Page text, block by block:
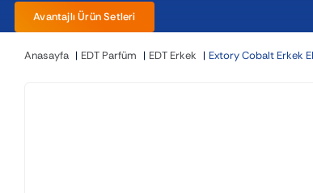
Avantajlı Ürün Setleri
Anasayfa EDT Parfüm EDT Erkek Extory Cobalt Erkek